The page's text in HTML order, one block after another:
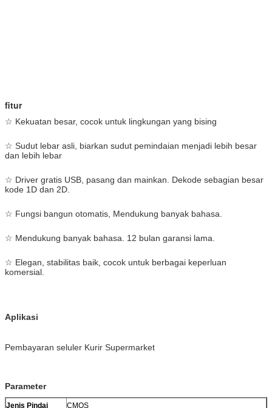
fitur
☆ Kekuatan besar, cocok untuk lingkungan yang bising
☆ Sudut lebar asli, biarkan sudut pemindaian menjadi lebih besar
dan lebih lebar
☆ Driver gratis USB, pasang dan mainkan. Dekode sebagian besar
kode 1D dan 2D.
☆ Fungsi bangun otomatis, Mendukung banyak bahasa.
☆ Mendukung banyak bahasa. 12 bulan garansi lama.
☆ Elegan, stabilitas baik, cocok untuk berbagai keperluan
komersial.
Aplikasi
Pembayaran seluler Kurir Supermarket
Parameter
Jenis Pindai CMOS